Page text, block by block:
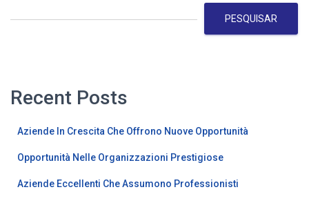
PESQUISAR
Recent Posts
Aziende In Crescita Che Offrono Nuove Opportunità
Opportunità Nelle Organizzazioni Prestigiose
Aziende Eccellenti Che Assumono Professionisti